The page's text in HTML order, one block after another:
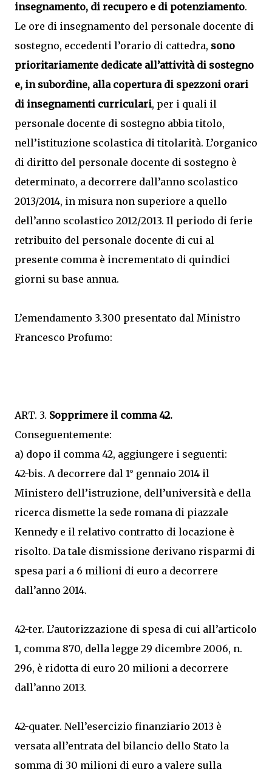
insegnamento, di recupero e di potenziamento.
Le ore di insegnamento del personale docente di
sostegno, eccedenti l’orario di cattedra, sono
prioritariamente dedicate all’attività di sostegno
e, in subordine, alla copertura di spezzoni orari
di insegnamenti curriculari, per i quali il
personale docente di sostegno abbia titolo,
nell’istituzione scolastica di titolarità. L’organico
di diritto del personale docente di sostegno è
determinato, a decorrere dall’anno scolastico
2013/2014, in misura non superiore a quello
dell’anno scolastico 2012/2013. Il periodo di ferie
retribuito del personale docente di cui al
presente comma è incrementato di quindici
giorni su base annua.
L’emendamento 3.300 presentato dal Ministro
Francesco Profumo:
ART. 3. Sopprimere il comma 42.
Conseguentemente:
a) dopo il comma 42, aggiungere i seguenti:
42-bis. A decorrere dal 1° gennaio 2014 il
Ministero dell’istruzione, dell’università e della
ricerca dismette la sede romana di piazzale
Kennedy e il relativo contratto di locazione è
risolto. Da tale dismissione derivano risparmi di
spesa pari a 6 milioni di euro a decorrere
dall’anno 2014.
42-ter. L’autorizzazione di spesa di cui all’articolo
1, comma 870, della legge 29 dicembre 2006, n.
296, è ridotta di euro 20 milioni a decorrere
dall’anno 2013.
42-quater. Nell’esercizio finanziario 2013 è
versata all’entrata del bilancio dello Stato la
somma di 30 milioni di euro a valere sulla